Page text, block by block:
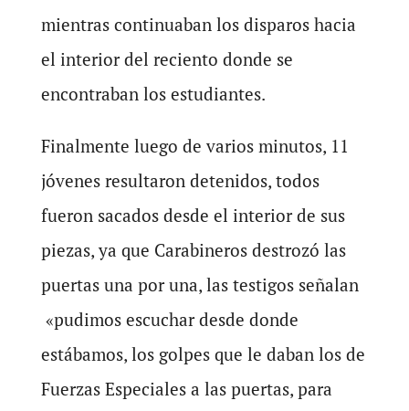
mientras continuaban los disparos hacia
el interior del reciento donde se
encontraban los estudiantes.
Finalmente luego de varios minutos, 11
jóvenes resultaron detenidos, todos
fueron sacados desde el interior de sus
piezas, ya que Carabineros destrozó las
puertas una por una, las testigos señalan
«pudimos escuchar desde donde
estábamos, los golpes que le daban los de
Fuerzas Especiales a las puertas, para